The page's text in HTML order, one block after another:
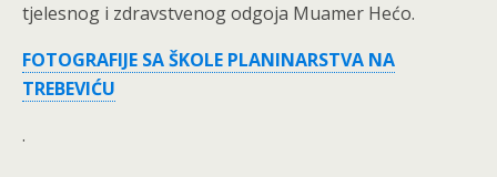
tjelesnog i zdravstvenog odgoja Muamer Hećo.
FOTOGRAFIJE SA ŠKOLE PLANINARSTVA NA
TREBEVIĆU
.